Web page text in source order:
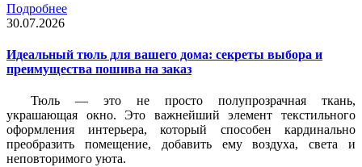
Подробнее
30.07.2026
Идеальный тюль для вашего дома: секреты выбора и
преимущества пошива на заказ
Тюль — это не просто полупрозрачная ткань,
украшающая окно. Это важнейший элемент текстильного
оформления интерьера, который способен кардинально
преобразить помещение, добавить ему воздуха, света и
неповторимого уюта.